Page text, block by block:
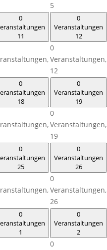
5
0
11
0
Veranstaltungen
12
0
Veranstaltungen,
12
0
18
0
Veranstaltungen
19
0
Veranstaltungen,
19
0
25
0
Veranstaltungen
26
0
Veranstaltungen,
26
0
1
0
Veranstaltungen
2
0